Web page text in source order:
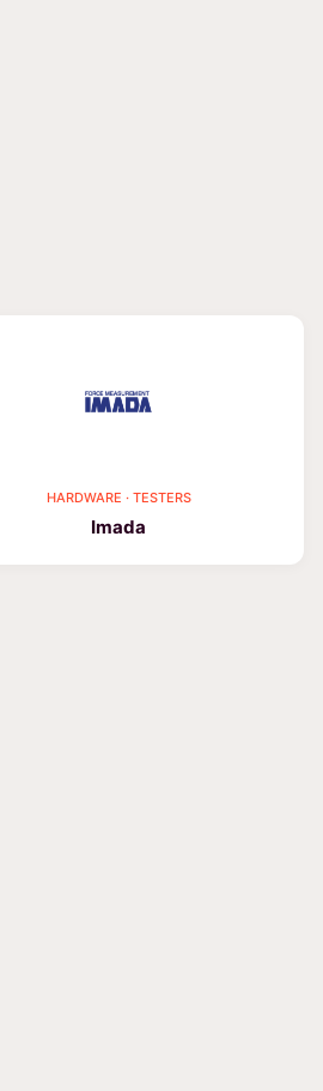
HARDWARE · TESTERS
Imada